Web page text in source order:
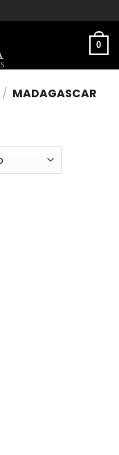
0
/ MADAGASCAR